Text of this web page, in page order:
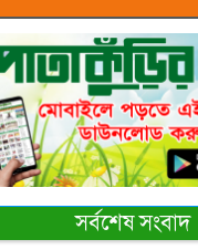
সর্বশেষ সংবাদ